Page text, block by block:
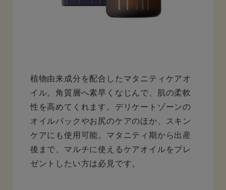
植物由来成分を配合したマタニティケアオ
イル。角質層へ素早くなじんで、肌の柔軟
性を高めてくれます。デリケートゾーンの
オイルパックやお尻のケアのほか、スキン
ケアにも使用可能。マタニティ期から出産
後まで、マルチに使えるケアオイルをプレ
ゼントしたい方は必見です。